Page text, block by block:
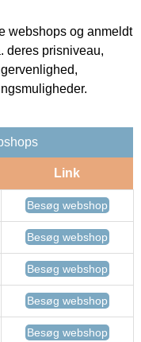
webshops og anmeldt
deres prisniveau,
Link
Besøg webshop
Besøg webshop
Besøg webshop
Besøg webshop
Besøg webshop